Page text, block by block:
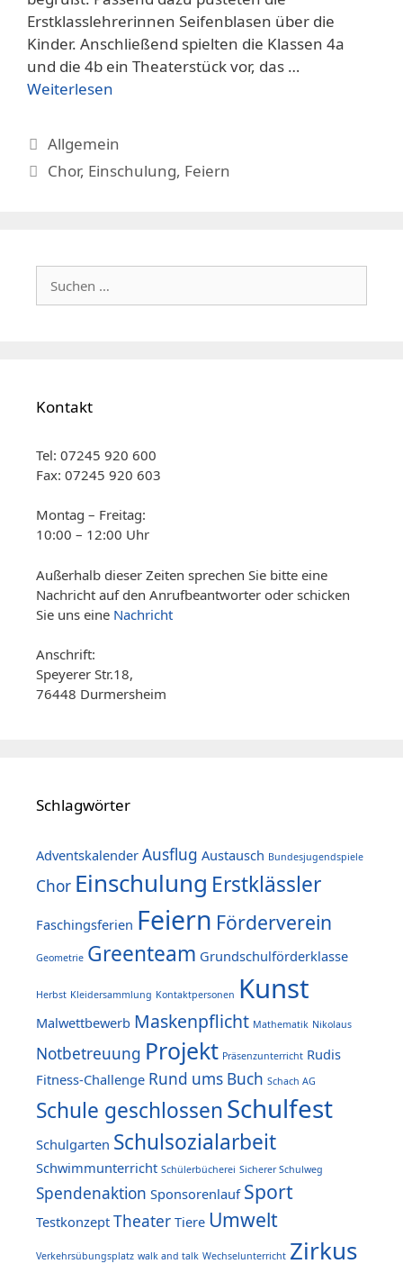
Erstklasslehrerinnen Seifenblasen über die
Kinder. Anschließend spielten die Klassen 4a
und die 4b ein Theaterstück vor, das …
Weiterlesen
Kategorien
Allgemein
Schlagwörter
Chor, Einschulung, Feiern
nach:
Kontakt
Tel: 07245 920 600
Fax: 07245 920 603
Montag – Freitag:
10:00 – 12:00 Uhr
Außerhalb dieser Zeiten sprechen Sie bitte eine
Nachricht auf den Anrufbeantworter oder schicken
Sie uns eine Nachricht
Anschrift:
Speyerer Str.18,
76448 Durmersheim
Schlagwörter
Adventskalender Ausflug Austausch Bundesjugendspiele
Chor Einschulung Erstklässler
Faschingsferien Feiern Förderverein
Geometrie Greenteam Grundschulförderklasse
Herbst Kleidersammlung Kontaktpersonen Kunst
Malwettbewerb Maskenpflicht Mathematik Nikolaus
Notbetreuung Projekt Präsenzunterricht Rudis
Fitness-Challenge Rund ums Buch Schach AG
Schule geschlossenSchulfest
Schulgarten Schulsozialarbeit
Schwimmunterricht Schülerbücherei Sicherer Schulweg
Spendenaktion Sponsorenlauf Sport
Testkonzept Theater Tiere Umwelt
Verkehrsübungsplatz walk and talk Wechselunterricht Zirkus